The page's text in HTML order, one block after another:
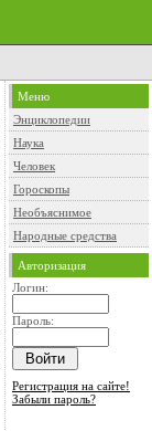
Меню
Энциклопедии
Наука
Человек
Гороскопы
Необъяснимое
Народные средства
Авторизация
Логин:
Пароль:
Регистрация на сайте!
Забыли пароль?